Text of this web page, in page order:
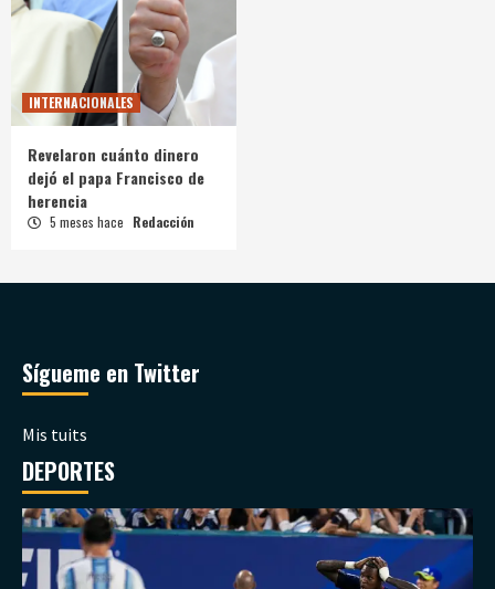
INTERNACIONALES
Revelaron cuánto dinero
dejó el papa Francisco de
herencia
5 meses hace Redacción
Sígueme en Twitter
Mis tuits
DEPORTES